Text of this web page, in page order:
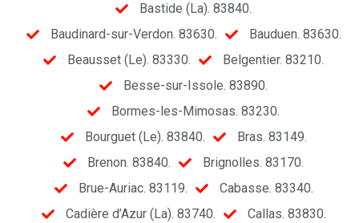
Bastide (La). 83840.
Baudinard-sur-Verdon. 83630.
Bauduen. 83630.
Beausset (Le). 83330.
Belgentier. 83210.
Besse-sur-Issole. 83890.
Bormes-les-Mimosas. 83230.
Bourguet (Le). 83840.
Bras. 83149.
Brenon. 83840.
Brignolles. 83170.
Brue-Auriac. 83119.
Cabasse. 83340.
Cadière d’Azur (La). 83740.
Callas. 83830.